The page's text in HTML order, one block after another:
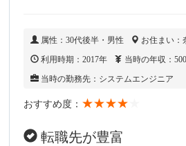
属性：30代後半・男性
お住まい：
利用時期：2017年
当時の年収：
当時の勤務先：システムエンジニア
おすすめ度： ★★★★
転職先が豊富